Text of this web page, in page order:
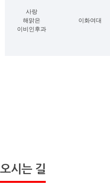
사랑
해맑은
이비인후과
이화여대
오시는 길